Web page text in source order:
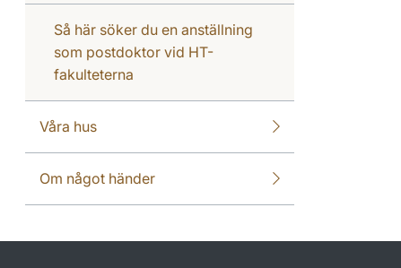
Så här söker du en anställning
som postdoktor vid HT-
fakulteterna
Våra hus
Om något händer